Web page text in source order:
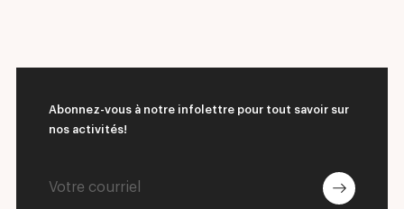
Abonnez-vous à notre infolettre pour tout savoir sur
nos activités!